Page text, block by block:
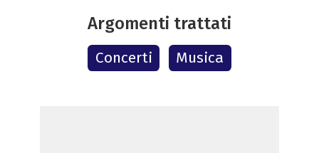
Argomenti trattati
Concerti Musica